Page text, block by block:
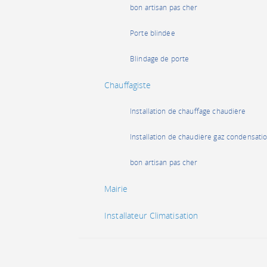
bon artisan pas cher
Porte blindée
Blindage de porte
Chauffagiste
Installation de chauffage chaudière
Installation de chaudière gaz
bon artisan pas cher
Mairie
Installateur Climatisation